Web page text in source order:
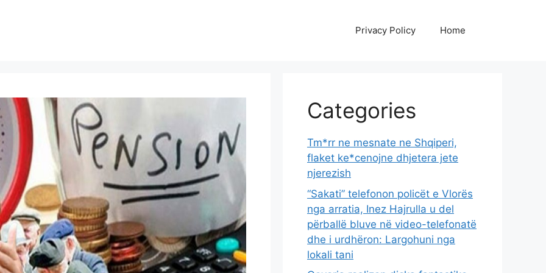
Privacy Policy Home
Categories
Tm*rr ne mesnate ne Shqiperi,
flaket ke*cenojne dhjetera jete
njerezish
“Sakati” telefonon policët e Vlorës
nga arratia, Inez Hajrulla u del
përballë bluve në video-telefonatë
dhe i urdhëron: Largohuni nga
lokali tani